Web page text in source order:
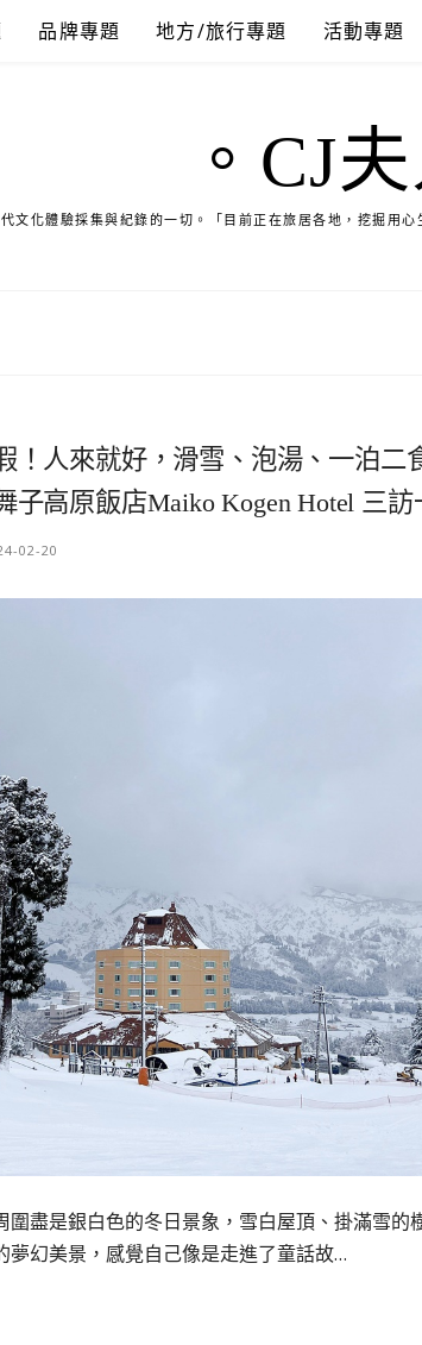
品牌專題 地方/旅行專題 活動專題
。CJ
文化體驗採集與紀錄的一切。「目前正在旅居各地，挖掘用
！人來就好，滑雪、泡湯、一泊二
高原飯店Maiko Kogen Hotel 三訪
02-20
盡是銀白色的冬日景象，雪白屋頂、掛滿雪的
幻美景，感覺自己像是走進了童話故…